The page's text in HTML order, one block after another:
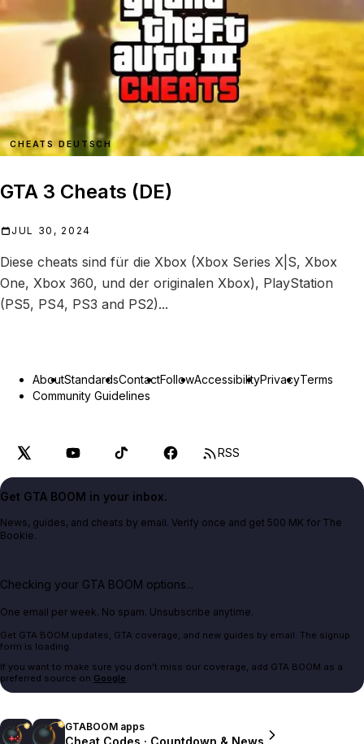
CHEATS DEUTSCH
GTA 3 Cheats (DE)
JUL 30, 2024
Diese cheats sind für die Xbox (Xbox Series X|S, Xbox
One, Xbox 360, und der originalen Xbox), PlayStation
(PS5, PS4, PS3 and PS2)...
AboutStandardsContactFollowAccessibilityPrivacyTerms
Community Guidelines
RSS
Get GTA BOOM in your inbox.
News, guides, and cheats by email. Verify once and get 500 MK for The
Bookie.
Checking your GTA BOOM options...
One email per week. No spam. Unsubscribe anytime.
Get GTA BOOM updates, GTA coverage, and new guides by email. The signup
form is loading.
If you want to make sure you don't miss our coverage, add GTA BOOM as a
preferred source on Google.
GTABOOM apps
Cheat Codes · Countdown & News